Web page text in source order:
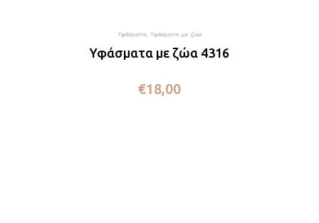
Υφάσματα Υφάσματα με ζώα
Υφάσματα με ζώα 4316
€18,00